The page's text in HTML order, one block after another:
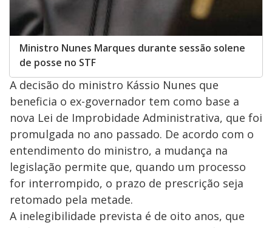
Ministro Nunes Marques durante sessão solene
de posse no STF
A decisão do ministro Kássio Nunes que
beneficia o ex-governador tem como base a
nova Lei de Improbidade Administrativa, que foi
promulgada no ano passado. De acordo com o
entendimento do ministro, a mudança na
legislação permite que, quando um processo
for interrompido, o prazo de prescrição seja
retomado pela metade.
A inelegibilidade prevista é de oito anos, que